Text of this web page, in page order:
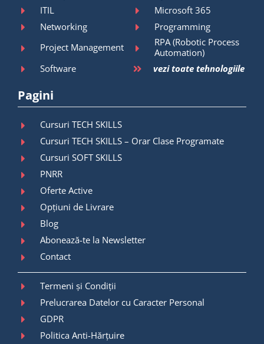
ITIL
Microsoft 365
Networking
Programming
Project Management
RPA (Robotic Process
Automation)
Software
vezi toate tehnologiile
Pagini
Cursuri TECH SKILLS
Cursuri TECH SKILLS – Orar Clase Programate
Cursuri SOFT SKILLS
PNRR
Oferte Active
Opțiuni de Livrare
Blog
Abonează-te la Newsletter
Contact
Termeni și Condiții
Prelucrarea Datelor cu Caracter Personal
GDPR
Politica Anti-Hărțuire